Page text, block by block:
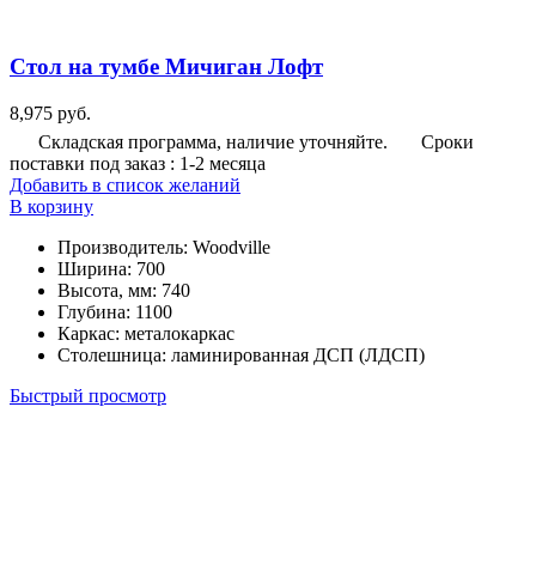
Стол на тумбе Мичиган Лофт
8,975 руб.
Складская программа, наличие уточняйте.
Сроки
поставки под заказ : 1-2 месяца
Добавить в список желаний
В корзину
Производитель: Woodville
Ширина: 700
Высота, мм: 740
Глубина: 1100
Каркас: металокаркас
Столешница: ламинированная ДСП (ЛДСП)
Быстрый просмотр